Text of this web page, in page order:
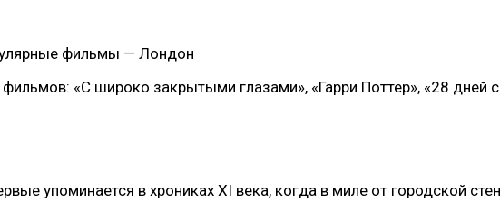
фильмы — Лондон
«С широко закрытыми глазами», «Гарри Поттер», «28 дней
упоминается в хрониках XI века, когда в миле от городской